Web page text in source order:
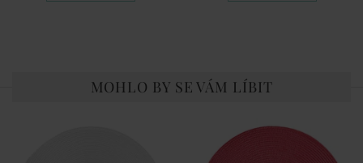
MOHLO BY SE VÁM LÍBIT